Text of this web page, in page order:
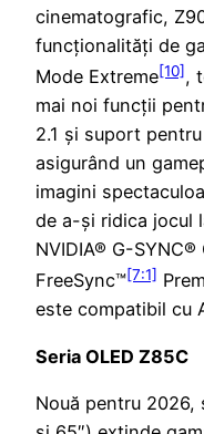
cinematografic,
funcționalități de
Mode Extreme[10],
mai noi funcții
2.1 și suport
asigurând un
imagini
de a-și ridica jocul
NVIDIA® G-
FreeSync™[7:1]
este compatibil cu
Seria OLED Z85C
Nouă pentru 2026,